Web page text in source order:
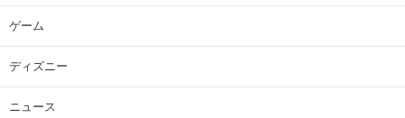
ゲーム
ディズニー
ニュース